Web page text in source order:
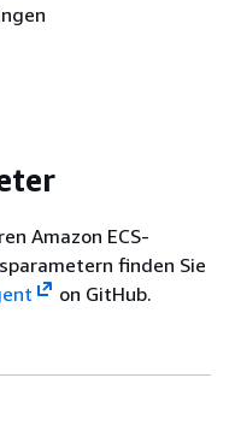
Amazon ECS-
finden Sie
on GitHub.